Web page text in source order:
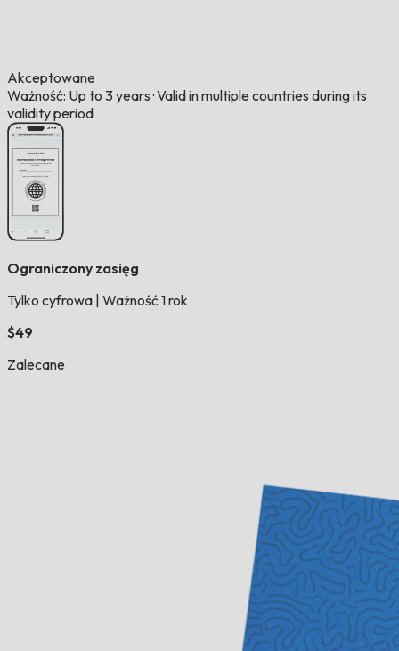
Akceptowane
Ważność: Up to 3 years ·Valid in multiple countries during its
validity period
Ograniczony zasięg
Tylko cyfrowa Ważność 1 rok
$49
Zalecane